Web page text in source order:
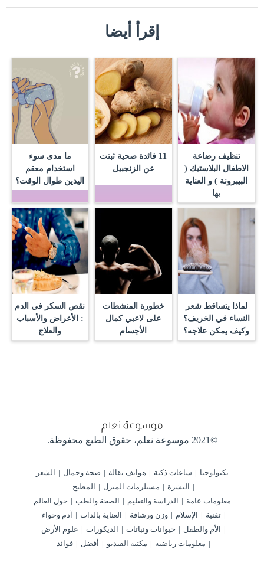
إقرأ أيضا
تنظيف رضاعة
الاطفال البلاستيك (
البيبرونة ) و العناية
بها
11 فائدة صحية ثبتت
عن الزنجبيل
ما مدى سوء
استخدام معقم
اليدين طوال الوقت؟
لماذا يتساقط شعر
النساء في الخريف؟
وكيف يمكن علاجه؟
خطورة المنشطات
على لاعبي كمال
الأجسام
نقص السكر في الدم
: الأعراض والأسباب
والعلاج
©2021 موسوعة نعلم، حقوق الطبع محفوظة.
تكنولوجيا ساعات ذكية هواتف نقالة صحة وجمال
الشعر
البشرة
مستلزمات المنزل
المطبخ
معلومات عامة
الدراسة والتعليم الصحة والطب
حول العالم
تقنية
الإسلام وزن ورشاقة العناية بالذات
آدم وحواء
الأم والطفل
حيوانات ونباتات الديكورات
علوم الأرض
معلومات رياضية
مكتبة الفيديو أفضل فوائد